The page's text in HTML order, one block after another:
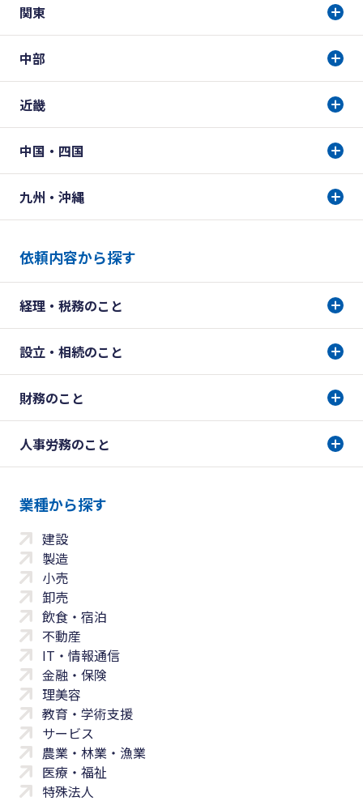
関東
中部
近畿
中国・四国
九州・沖縄
依頼内容から探す
経理・税務のこと
設立・相続のこと
財務のこと
人事労務のこと
業種から探す
建設
製造
小売
卸売
飲食・宿泊
不動産
IT・情報通信
金融・保険
理美容
教育・学術支援
サービス
農業・林業・漁業
医療・福祉
特殊法人